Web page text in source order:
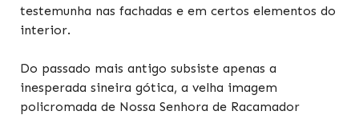
testemunha nas fachadas e em certos elementos do
interior.
Do passado mais antigo subsiste apenas a
inesperada sineira gótica, a velha imagem
policromada de Nossa Senhora de Racamador